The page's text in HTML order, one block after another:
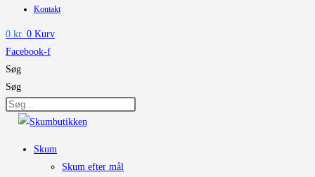
Kontakt
0 kr. 0 Kurv
Facebook-f
Søg
Søg
Skum
Skum efter mål